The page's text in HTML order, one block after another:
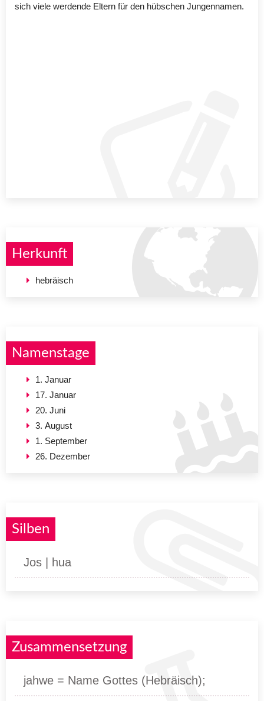
sich viele werdende Eltern für den hübschen Jungennamen.
Herkunft
hebräisch
Namenstage
1. Januar
17. Januar
20. Juni
3. August
1. September
26. Dezember
Silben
Jos | hua
Zusammensetzung
jahwe = Name Gottes (Hebräisch);